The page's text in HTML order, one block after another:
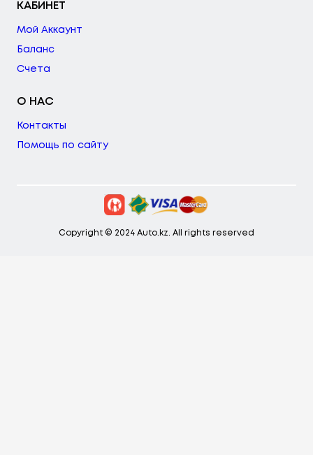
КАБИНЕТ
Мой Аккаунт
Баланс
Счета
О НАС
Контакты
Помощь по сайту
Copyright © 2024 Auto.kz. All rights reserved